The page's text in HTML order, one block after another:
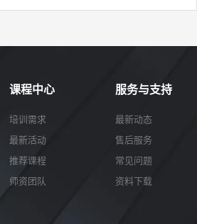
课程中心
培训需求
最新活动
推荐课程
师资团队
服务与支持
最新动态
售后服务
常见问题
资料下载